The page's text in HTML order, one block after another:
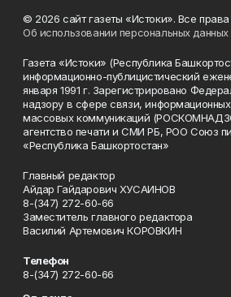
© 2026 сайт газеты «Истоки». Все
Об использовании персональных данных
Газета «Истоки» (Республика
информационно-публицистический
января 1991 г. Зарегистрировано
надзору в сфере связи, информационных
массовых коммуникаций
агентство печати и СМИ РБ, РОО Союз
«Республика Башкортостан»
Главный редактор
Айдар Гайдарович ХУСАИНОВ
8-(347) 272-60-66
Заместитель главного редактора
Василий Артемович КОРОВКИН
Телефон
8-(347) 272-60-66